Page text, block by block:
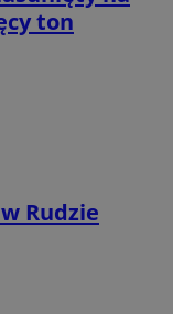
ton
Rudzie